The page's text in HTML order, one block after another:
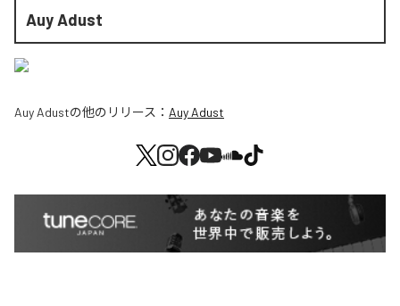
Auy Adust
Auy Adustの他のリリース： Auy Adust